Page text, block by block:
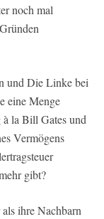
noch mal
und Die Linke bei
eine Menge
à la Bill Gates und
Vermögens
gibt?
ihre Nachbarn